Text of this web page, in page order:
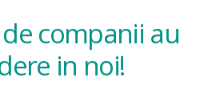
companii au
in noi!